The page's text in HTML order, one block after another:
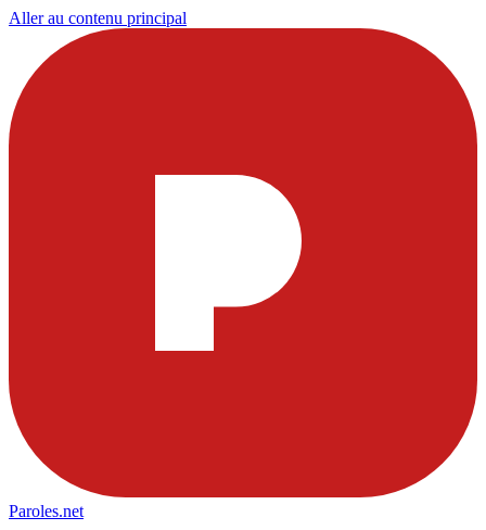
Aller au contenu principal
Paroles.net